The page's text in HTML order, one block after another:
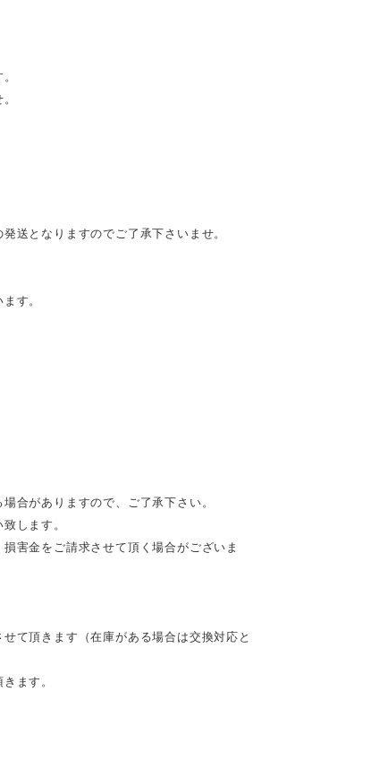
送となりますのでご了承下さいませ。
す。
合がありますので、ご了承下さい。
します。
害金をご請求させて頂く場合がございま
て頂きます（在庫がある場合は交換対応と
ます。